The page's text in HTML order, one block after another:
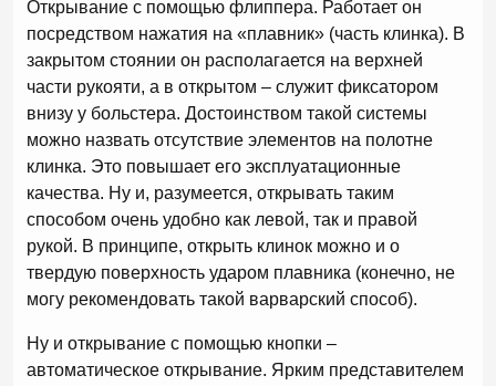
Открывание с помощью флиппера. Работает он
посредством нажатия на «плавник» (часть клинка). В
закрытом стоянии он располагается на верхней
части рукояти, а в открытом – служит фиксатором
внизу у больстера. Достоинством такой системы
можно назвать отсутствие элементов на полотне
клинка. Это повышает его эксплуатационные
качества. Ну и, разумеется, открывать таким
способом очень удобно как левой, так и правой
рукой. В принципе, открыть клинок можно и о
твердую поверхность ударом плавника (конечно, не
могу рекомендовать такой варварский способ).
Ну и открывание с помощью кнопки –
автоматическое открывание. Ярким представителем